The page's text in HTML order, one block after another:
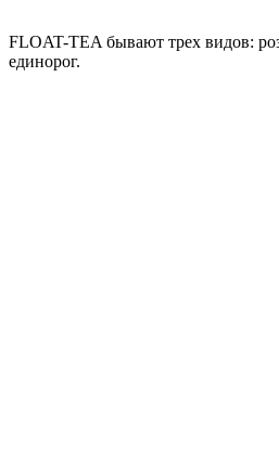
FLOAT-TEA бывают трех видов:
единорог.